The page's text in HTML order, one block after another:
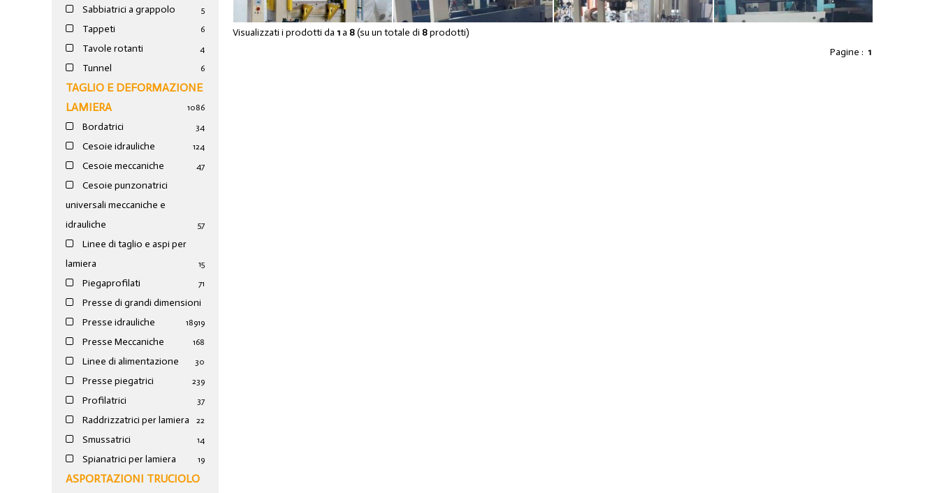
Sabbiatrici a grappolo 5
Tappeti 6
Tavole rotanti 4
Tunnel 6
TAGLIO E DEFORMAZIONE
LAMIERA
1086
Bordatrici 34
Cesoie idrauliche 124
Cesoie meccaniche 47
Cesoie punzonatrici
universali meccaniche e
idrauliche
57
Linee di taglio e aspi per
lamiera
15
Piegaprofilati 71
Presse di grandi dimensioni
19
Presse idrauliche 189
Presse Meccaniche 168
Linee di alimentazione 30
Presse piegatrici 239
Profilatrici 37
Raddrizzatrici per lamiera 22
Smussatrici 14
Spianatrici per lamiera 19
ASPORTAZIONI TRUCIOLO
SAHMATO-DIRINLER
Visualizzati i prodotti da1a8(su un totale di8prodotti)
Pagine : 1